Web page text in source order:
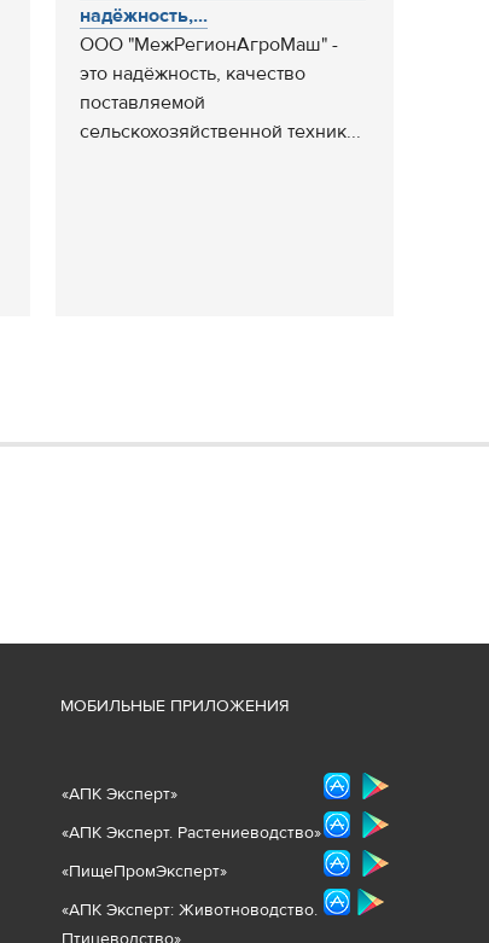
надёжность,...
ООО "МежРегионАгроМаш" -
это надёжность, качество
поставляемой
сельскохозяйственной техник...
МОБИЛЬНЫЕ ПРИЛОЖЕНИЯ
«АПК Эксперт»
«АПК Эксперт. Растениеводство»
«ПищеПромЭксперт»
«АПК Эксперт: Животноводство.